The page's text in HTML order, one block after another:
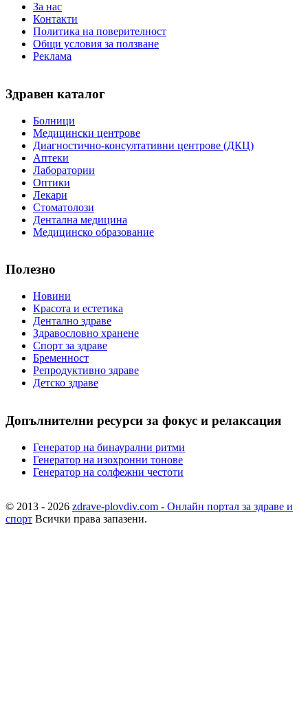
За нас
Контакти
Политика на поверителност
Общи условия за ползване
Реклама
Здравен каталог
Болници
Медицински центрове
Диагностично-консултативни центрове (ДКЦ)
Аптеки
Лаборатории
Оптики
Лекари
Стоматолози
Дентална медицина
Медицинско образование
Полезно
Новини
Красота и естетика
Дентално здраве
Здравословно хранене
Спорт за здраве
Бременност
Репродуктивно здраве
Детско здраве
Допълнителни ресурси за фокус и релаксация
Генератор на бинаурални ритми
Генератор на изохронни тонове
Генератор на солфежни честоти
© 2013 - 2026 zdrave-plovdiv.com - Онлайн портал за здраве и
спорт Всички права запазени.